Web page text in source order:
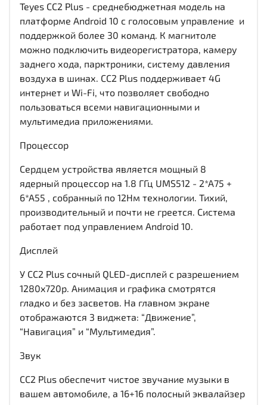
Teyes CC2 Plus - среднебюджетная модель на
платформе Android 10 с голосовым управление и
поддержкой более 30 команд. К магнитоле
можно подключить видеорегистратора, камеру
заднего хода, парктроники, систему давления
воздуха в шинах. CC2 Plus поддерживает 4G
интернет и Wi-Fi, что позволяет свободно
пользоваться всеми навигационными и
мультимедиа приложениями.
Процессор
Сердцем устройства является мощный 8
ядерный процессор на 1.8 ГГц UMS512 - 2*A75 +
6*A55 , собранный по 12Нм технологии. Тихий,
производительный и почти не греется. Система
работает под управлением Android 10.
Дисплей
У CC2 Plus сочный QLED-дисплей c разрешением
1280x720р. Анимация и графика смотрятся
гладко и без засветов. На главном экране
отображаются 3 виджета: “Движение”,
“Навигация” и “Мультимедия”.
Звук
CC2 Plus обеспечит чистое звучание музыки в
вашем автомобиле, а 16+16 полосный эквалайзер